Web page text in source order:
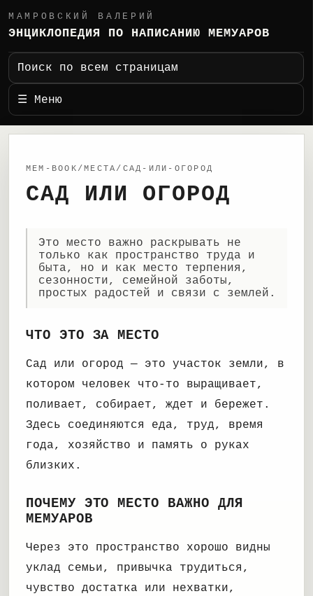
МАМРОВСКИЙ ВАЛЕРИЙ
ЭНЦИКЛОПЕДИЯ ПО НАПИСАНИЮ МЕМУАРОВ
Поиск по всем страницам
☰ Меню
MEM-BOOK/МЕСТА/САД-ИЛИ-ОГОРОД
САД ИЛИ ОГОРОД
Это место важно раскрывать не
только как пространство труда и
быта, но и как место терпения,
сезонности, семейной заботы,
простых радостей и связи с землей.
ЧТО ЭТО ЗА МЕСТО
Сад или огород — это участок земли, в
котором человек что-то выращивает,
поливает, собирает, ждет и бережет.
Здесь соединяются еда, труд, время
года, хозяйство и память о руках
близких.
ПОЧЕМУ ЭТО МЕСТО ВАЖНО ДЛЯ
МЕМУАРОВ
Через это пространство хорошо видны
уклад семьи, привычка трудиться,
чувство достатка или нехватки,